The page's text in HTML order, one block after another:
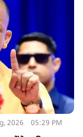
2026 05:29 PM